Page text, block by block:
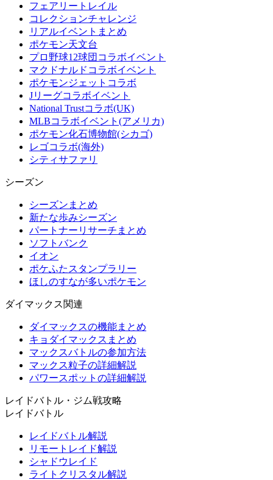
フェアリートレイル
コレクションチャレンジ
リアルイベントまとめ
ポケモン天文台
プロ野球12球団コラボイベント
マクドナルドコラボイベント
ポケモンジェットコラボ
Jリーグコラボイベント
National Trustコラボ(UK)
MLBコラボイベント(アメリカ)
ポケモン化石博物館(シカゴ)
レゴコラボ(海外)
シティサファリ
シーズン
シーズンまとめ
新たな歩みシーズン
パートナーリサーチまとめ
ソフトバンク
イオン
ポケふたスタンプラリー
ほしのすなが多いポケモン
ダイマックス関連
ダイマックスの機能まとめ
キョダイマックスまとめ
マックスバトルの参加方法
マックス粒子の詳細解説
パワースポットの詳細解説
レイドバトル・ジム戦攻略
レイドバトル
レイドバトル解説
リモートレイド解説
シャドウレイド
ライトクリスタル解説